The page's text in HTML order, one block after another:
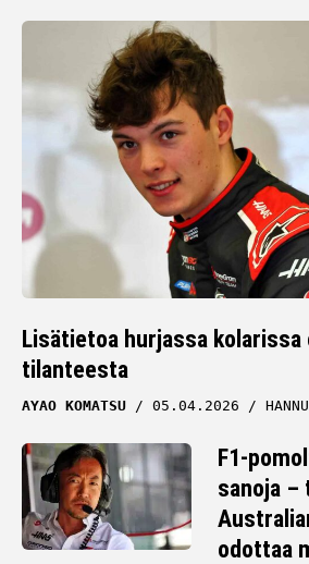
Lisätietoa hurjassa kolarissa
tilanteesta
AYAO KOMATSU 05.04.2026
F1-
sanoja –
odottaa